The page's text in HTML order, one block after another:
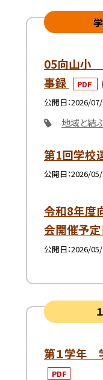
05向山小
事録
PDF
公開日 2026/
地域と結
第1回学校
公開日 2026/
令和8年度
会開催予
公開日 2026/
第１学年
PDF